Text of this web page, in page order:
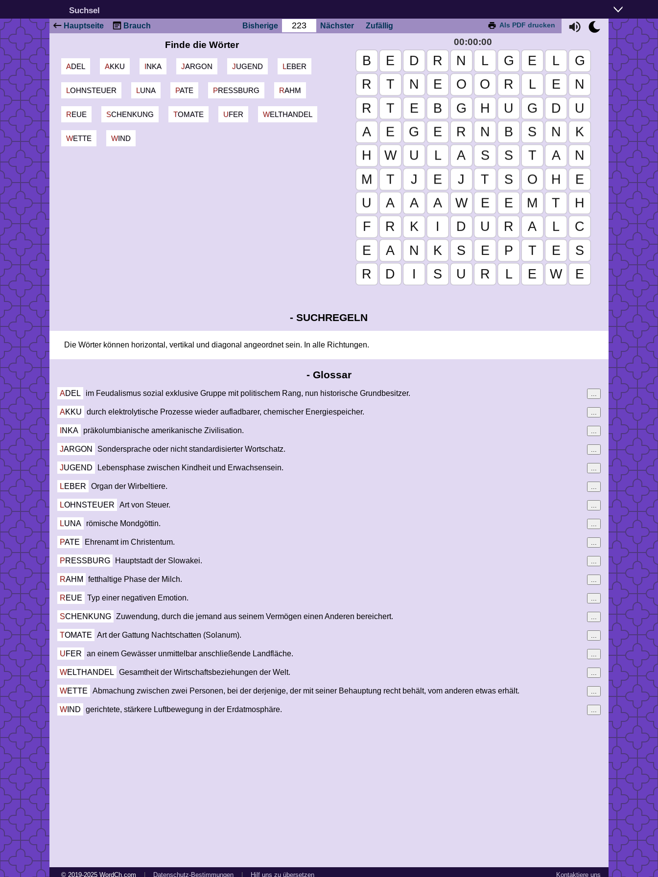
Suchsel
Hauptseite Brauch Bisherige Nächster Zufällig Als PDF drucken
00:00:00
Finde die Wörter
ADEL AKKU INKA JARGON JUGEND LEBER
LOHNSTEUER LUNA PATE PRESSBURG RAHM
REUE SCHENKUNG TOMATE UFER WELTHANDEL
WETTE WIND
- SUCHREGELN
Die Wörter können horizontal, vertikal und diagonal angeordnet sein. In alle Richtungen.
- Glossar
ADEL im Feudalismus sozial exklusive Gruppe mit politischem Rang, nun historische Grundbesitzer. ...
AKKU durch elektrolytische Prozesse wieder aufladbarer, chemischer Energiespeicher. ...
INKA präkolumbianische amerikanische Zivilisation. ...
JARGON Sondersprache oder nicht standardisierter Wortschatz. ...
JUGEND Lebensphase zwischen Kindheit und Erwachsensein. ...
LEBER Organ der Wirbeltiere. ...
LOHNSTEUER Art von Steuer. ...
LUNA römische Mondgöttin. ...
PATE Ehrenamt im Christentum. ...
PRESSBURG Hauptstadt der Slowakei. ...
RAHM fetthaltige Phase der Milch. ...
REUE Typ einer negativen Emotion. ...
SCHENKUNG Zuwendung, durch die jemand aus seinem Vermögen einen Anderen bereichert. ...
TOMATE Art der Gattung Nachtschatten (Solanum). ...
UFER an einem Gewässer unmittelbar anschließende Landfläche. ...
WELTHANDEL Gesamtheit der Wirtschaftsbeziehungen der Welt. ...
WETTE Abmachung zwischen zwei Personen, bei der derjenige, der mit seiner Behauptung recht behält, vom anderen etwas erhält. ...
WIND gerichtete, stärkere Luftbewegung in der Erdatmosphäre. ...
© 2019-2025 WordCh.com Datenschutz-Bestimmungen Hilf uns zu übersetzen Kontaktiere uns